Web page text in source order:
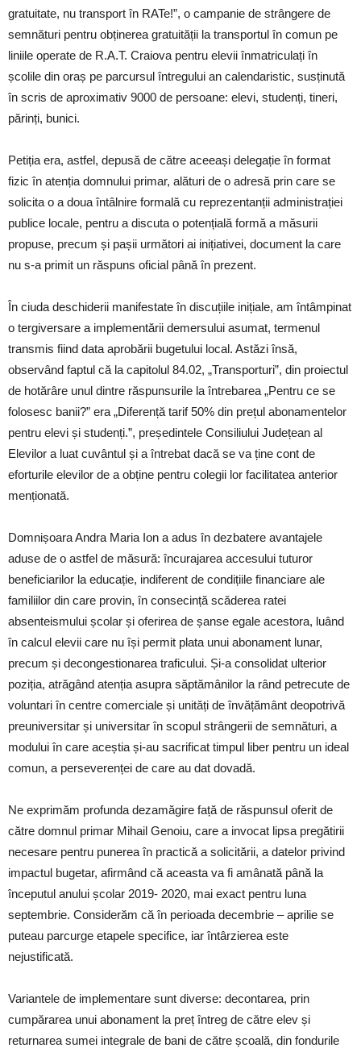
gratuitate, nu transport în RATe!”, o campanie de strângere de
semnături pentru obținerea gratuității la transportul în comun pe
liniile operate de R.A.T. Craiova pentru elevii înmatriculați în
școlile din oraș pe parcursul întregului an calendaristic, susținută
în scris de aproximativ 9000 de persoane: elevi, studenți, tineri,
părinți, bunici.
Petiția era, astfel, depusă de către aceeași delegație în format
fizic în atenția domnului primar, alături de o adresă prin care se
solicita o a doua întâlnire formală cu reprezentanții administrației
publice locale, pentru a discuta o potențială formă a măsurii
propuse, precum și pașii următori ai inițiativei, document la care
nu s-a primit un răspuns oficial până în prezent.
În ciuda deschiderii manifestate în discuțiile inițiale, am întâmpinat
o tergiversare a implementării demersului asumat, termenul
transmis fiind data aprobării bugetului local. Astăzi însă,
observând faptul că la capitolul 84.02, „Transporturi”, din proiectul
de hotărâre unul dintre răspunsurile la întrebarea „Pentru ce se
folosesc banii?” era „Diferență tarif 50% din prețul abonamentelor
pentru elevi și studenți.”, președintele Consiliului Județean al
Elevilor a luat cuvântul și a întrebat dacă se va ține cont de
eforturile elevilor de a obține pentru colegii lor facilitatea anterior
menționată.
Domnișoara Andra Maria Ion a adus în dezbatere avantajele
aduse de o astfel de măsură: încurajarea accesului tuturor
beneficiarilor la educație, indiferent de condițiile financiare ale
familiilor din care provin, în consecință scăderea ratei
absenteismului școlar și oferirea de șanse egale acestora, luând
în calcul elevii care nu își permit plata unui abonament lunar,
precum și decongestionarea traficului. Și-a consolidat ulterior
poziția, atrăgând atenția asupra săptămânilor la rând petrecute de
voluntari în centre comerciale și unități de învățământ deopotrivă
preuniversitar și universitar în scopul strângerii de semnături, a
modului în care aceștia și-au sacrificat timpul liber pentru un ideal
comun, a perseverenței de care au dat dovadă.
Ne exprimăm profunda dezamăgire față de răspunsul oferit de
către domnul primar Mihail Genoiu, care a invocat lipsa pregătirii
necesare pentru punerea în practică a solicitării, a datelor privind
impactul bugetar, afirmând că aceasta va fi amânată până la
începutul anului școlar 2019- 2020, mai exact pentru luna
septembrie. Considerăm că în perioada decembrie – aprilie se
puteau parcurge etapele specifice, iar întârzierea este
nejustificată.
Variantele de implementare sunt diverse: decontarea, prin
cumpărarea unui abonament la preț întreg de către elev și
returnarea sumei integrale de bani de către școală, din fondurile